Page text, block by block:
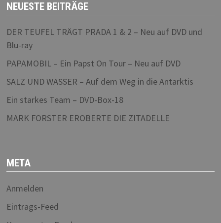
NEUESTE BEITRÄGE
DER TEUFEL TRÄGT PRADA 1 & 2 – Neu auf DVD und
Blu-ray
PAPAMOBIL – Ein Papst On Tour – Neu auf DVD
SALZ UND WASSER – Auf dem Weg in die Antarktis
Ein starkes Team – DVD-Box-18
MARK FORSTER EROBERTE DIE ZITADELLE
META
Anmelden
Eintrags-Feed